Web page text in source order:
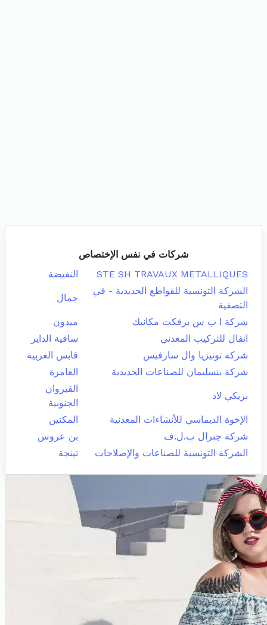
شركات في نفس الإختصاص
STE SH TRAVAUX METALLIQUES
النفيضة
الشركة التونسية للقواطع الحديدية - في
التصفية
جمال
شركة ا ب س برفكت مكانيك
ميدون
انفال للتركيب المعدني
ساقية الداير
شركة تونيزيا وال سارفيس
قابس الغربية
شركة بنسليمان للصناعات الحديدية
العامرة
بريكي لاد
القيروان
الجنوبية
الإخوة الديماسي للأنشاءات المعدنية
المكنين
شركة جنرال ب.ل.ف
بن عروس
الشركة التونسية للصناعات والإصلاحات
تينجة